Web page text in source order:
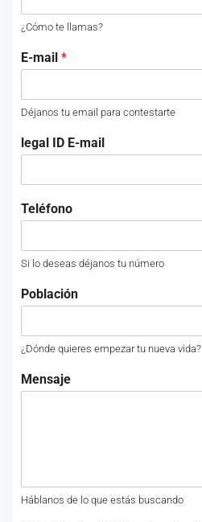
¿Cómo te llamas?
E-mail *
Déjanos tu email para contestarte
legal ID E-mail
Teléfono
Si lo deseas déjanos tu número
Población
¿Dónde quieres empezar tu nueva vida?
Mensaje
Háblanos de lo que estás buscando